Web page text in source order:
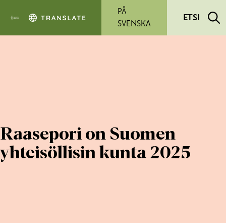
PÅ
SVENSKA
ETSI
Raasepori on Suomen
yhteisöllisin kunta 2025